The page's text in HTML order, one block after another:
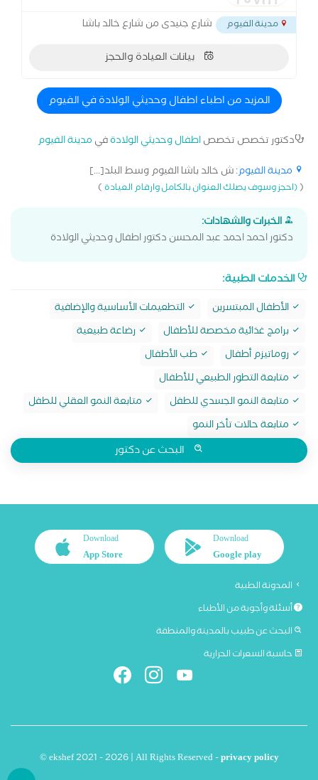
مدينة الفيوم شارع جنيدى من شارع خالد باشا
بيانات العيادة والحجز
المزيد من اطباء اطفال وحديثي الولادة في الفيوم
دكتور تخصص تخصصاطفال وحديثي الولادةفي مدينة الفيوم
مدينة الفيوم: ش خالد باشا الفيوم وسط البلد[...]
((احجز وسوف يصلك العنوان بالكامل وارقام العيادة)
الخبرات والشهادات:
دكتور احمد احمد عبد المحسن دكتور اطفال وحديثي الولادة
الخدمات الطبية:
الأطفال المبتسرين
التطعيمات الأساسية والإضافية
برامج غذائية مخصصة للأطفال
رضاعة طبيعية
روماتيزم أطفال
طب الأطفال
متابعة التطور الطبيعي للأطفال
متابعة النمو الجسدي للطفل
متابعة النمو العقلي للطفل
متابعة حالات تأخر النمو
البحث عن دكتور
Download
Google play
Download
App Store
المدونة الطبية
أسئلة وأجوبة من الأطباء
البحث عن طبيب بالمدينة والمنطقة
حاسبة السعرات الحرارية
© ekshef 2021 - 2026 | All Rights Reserved -privacy policy